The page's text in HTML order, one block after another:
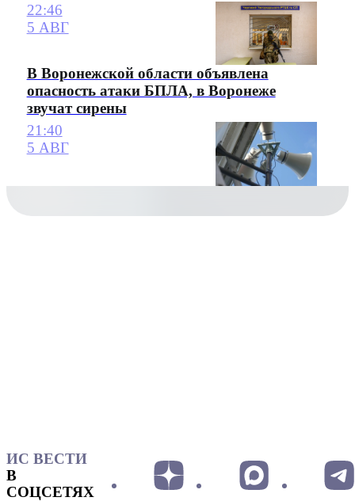
22:46
5 АВГ
В Воронежской области объявлена
опасность атаки БПЛА, в Воронеже
звучат сирены
21:40
5 АВГ
ИС ВЕСТИ
В
СОЦСЕТЯХ